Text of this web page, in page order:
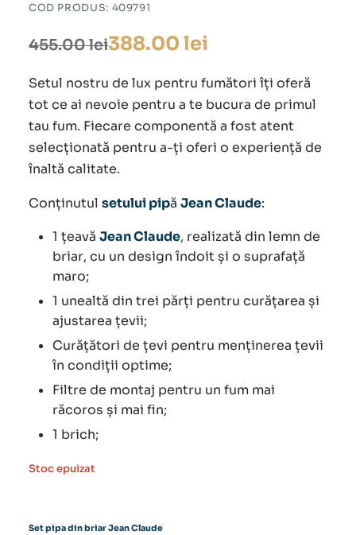
COD PRODUS: 409791
455.00lei
Prețul
inițial
a
fost:
455.00 lei.
388.00 lei
Prețul
curent
este:
388.00 lei.
Setul nostru de lux pentru fumători îți oferă
tot ce ai nevoie pentru a te bucura de primul
tau fum. Fiecare componentă a fost atent
selecționată pentru a-ți oferi o experiență de
înaltă calitate.
Conținutul setului pipă Jean Claude:
1 țeavă Jean Claude, realizată din lemn de
briar, cu un design îndoit și o suprafață
maro;
1 unealtă din trei părți pentru curățarea și
ajustarea țevii;
Curățători de țevi pentru menținerea țevii
în condiții optime;
Filtre de montaj pentru un fum mai
răcoros și mai fin;
1 brich;
Stoc epuizat
Set pipa din briar Jean Claude